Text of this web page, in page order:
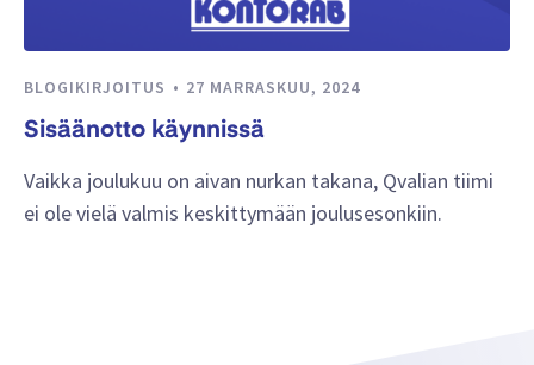
BLOGIKIRJOITUS 27 MARRASKUU, 2024
Sisäänotto käynnissä
Vaikka joulukuu on aivan nurkan takana, Qvalian tiimi
ei ole vielä valmis keskittymään joulusesonkiin.